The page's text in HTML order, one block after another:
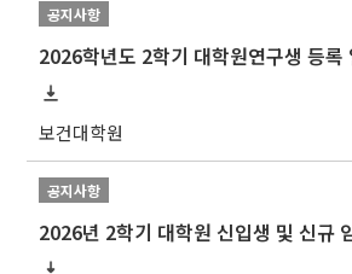
공지사항
2026학년도 2학기 대학원연구생 등록
보건대학원
공지사항